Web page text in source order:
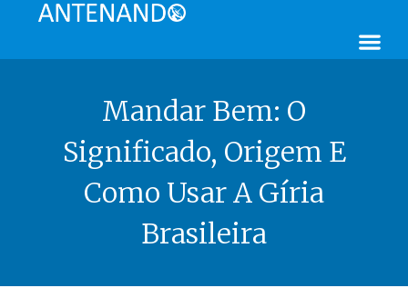
Mandar Bem: O
Significado, Origem E
Como Usar A Gíria
Brasileira